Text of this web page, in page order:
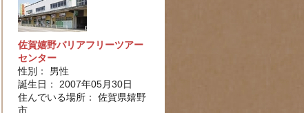
佐賀嬉野バリアフリーツアー
センター
性別： 男性
誕生日： 2007年05月30日
住んでいる場所： 佐賀県嬉野
市